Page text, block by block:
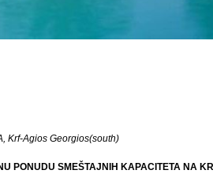
Krf-Agios Georgios(south)
PONUDU SMEŠTAJNIH KAPACITETA NA